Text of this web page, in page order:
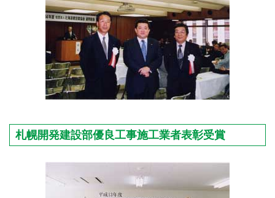
札幌開発建設部優良工事施工業者表彰受賞